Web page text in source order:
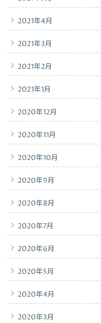
2021年4月
2021年3月
2021年2月
2021年1月
2020年12月
2020年11月
2020年10月
2020年9月
2020年8月
2020年7月
2020年6月
2020年5月
2020年4月
2020年3月